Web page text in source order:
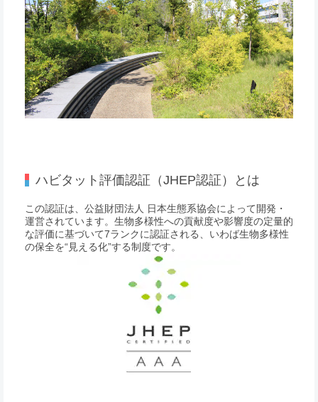
ハビタット評価認証（JHEP認証）とは
この認証は、公益財団法人 日本生態系協会によって開発・
運営されています。生物多様性への貢献度や影響度の定量的
な評価に基づいて7ランクに認証される、いわば生物多様性
の保全を“見える化”する制度です。